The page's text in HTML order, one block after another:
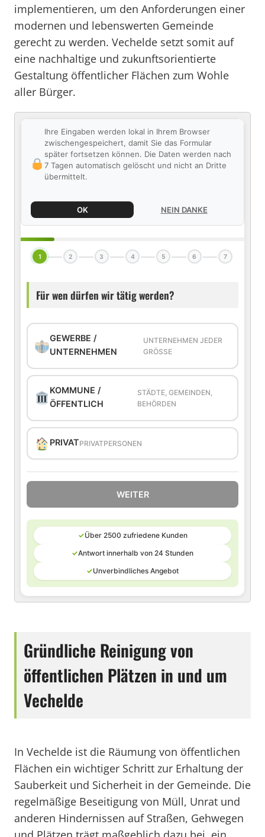
implementieren, um den Anforderungen einer
modernen und lebenswerten Gemeinde
gerecht zu werden. Vechelde setzt somit auf
eine nachhaltige und zukunftsorientierte
Gestaltung öffentlicher Flächen zum Wohle
aller Bürger.
Ihre Eingaben werden lokal in Ihrem Browser
zwischengespeichert, damit Sie das Formular
später fortsetzen können. Die Daten werden nach
7 Tagen automatisch gelöscht und nicht an Dritte
übermittelt.
OK NEIN DANKE
1 2 3 4 5 6 7
Für wen dürfen wir tätig werden?
GEWERBE /
UNTERNEHMEN
UNTERNEHMEN JEDER
GRÖSSE
KOMMUNE /
ÖFFENTLICH
STÄDTE, GEMEINDEN,
BEHÖRDEN
PRIVATPRIVATPERSONEN
WEITER
✓Über 2500 zufriedene Kunden
✓Antwort innerhalb von 24 Stunden
✓Unverbindliches Angebot
Gründliche Reinigung von
öffentlichen Plätzen in und um
Vechelde
In Vechelde ist die Räumung von öffentlichen
Flächen ein wichtiger Schritt zur Erhaltung der
Sauberkeit und Sicherheit in der Gemeinde. Die
regelmäßige Beseitigung von Müll, Unrat und
anderen Hindernissen auf Straßen, Gehwegen